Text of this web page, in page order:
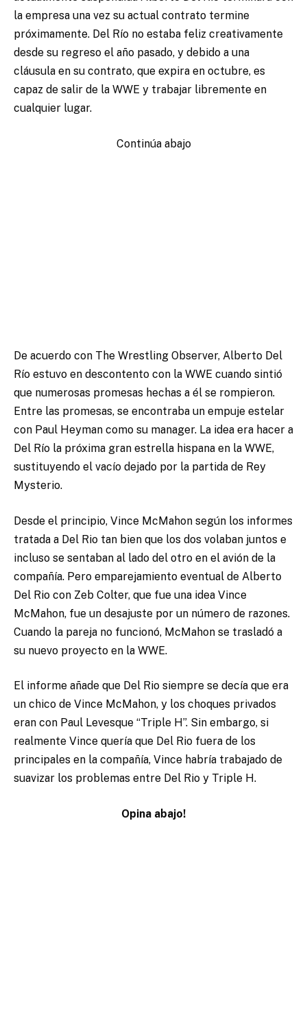
la empresa una vez su actual contrato termine
próximamente. Del Río no estaba feliz creativamente
desde su regreso el año pasado, y debido a una
cláusula en su contrato, que expira en octubre, es
capaz de salir de la WWE y trabajar libremente en
cualquier lugar.
Continúa abajo
De acuerdo con The Wrestling Observer, Alberto Del
Río estuvo en descontento con la WWE cuando sintió
que numerosas promesas hechas a él se rompieron.
Entre las promesas, se encontraba un empuje estelar
con Paul Heyman como su manager. La idea era hacer a
Del Río la próxima gran estrella hispana en la WWE,
sustituyendo el vacío dejado por la partida de Rey
Mysterio.
Desde el principio, Vince McMahon según los informes
tratada a Del Rio tan bien que los dos volaban juntos e
incluso se sentaban al lado del otro en el avión de la
compañía. Pero emparejamiento eventual de Alberto
Del Rio con Zeb Colter, que fue una idea Vince
McMahon, fue un desajuste por un número de razones.
Cuando la pareja no funcionó, McMahon se trasladó a
su nuevo proyecto en la WWE.
El informe añade que Del Rio siempre se decía que era
un chico de Vince McMahon, y los choques privados
eran con Paul Levesque “Triple H”. Sin embargo, si
realmente Vince quería que Del Rio fuera de los
principales en la compañía, Vince habría trabajado de
suavizar los problemas entre Del Rio y Triple H.
Opina abajo!